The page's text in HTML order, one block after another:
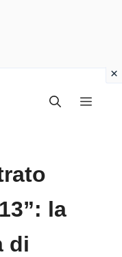
Menu
la
di